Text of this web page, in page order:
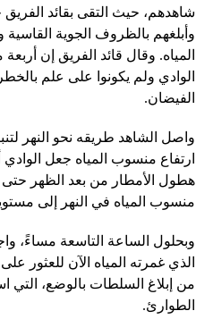
شاهدهم، حيث التقى بقائد
وأبلغهم بالظروف الجوية
المياه. وقال قائد الفريق إن
الوادي ولم يكونوا على علم
الفيضان.
واصل الشاهد طريقه نحو النهر
ارتفاع منسوب المياه جعل
هطول الأمطار من بعد الظهر
منسوب المياه في النهر إلى
وبحلول الساعة التاسعة مساءً،
الذي غمرته المياه الآن للعثور
من إبلاغ السلطات بالوضع، التي
الطوارئ.